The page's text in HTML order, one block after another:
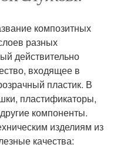
композитных
разных
действительно
входящее в
пластик. В
пластификаторы,
компоненты.
изделиям из
качества: